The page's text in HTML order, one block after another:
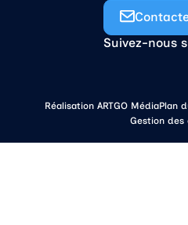
Suivez-nous
Réalisation ARTGO MédiaPlan
Gestion des